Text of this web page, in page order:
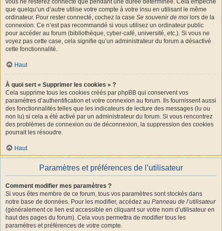
vous ne resterez connecté que pendant une durée déterminée. Cela empêche
que quelqu’un d’autre utilise votre compte à votre insu en utilisant le même
ordinateur. Pour rester connecté, cochez la case Se souvenir de moi lors de la
connexion. Ce n’est pas recommandé si vous utilisez un ordinateur public
pour accéder au forum (bibliothèque, cyber-café, université, etc.). Si vous ne
voyez pas cette case, cela signifie qu’un administrateur du forum a désactivé
cette fonctionnalité.
Haut
À quoi sert « Supprimer les cookies » ?
Cela supprime tous les cookies créés par phpBB qui conservent vos
paramètres d’authentification et votre connexion au forum. Ils fournissent aussi
des fonctionnalités telles que les indicateurs de lecture des messages (lu ou
non lu) si cela a été activé par un administrateur du forum. Si vous rencontrez
des problèmes de connexion ou de déconnexion, la suppression des cookies
pourrait les résoudre.
Haut
Paramètres et préférences de l’utilisateur
Comment modifier mes paramètres ?
Si vous êtes membre de ce forum, tous vos paramètres sont stockés dans
notre base de données. Pour les modifier, accédez au Panneau de l’utilisateur
(généralement ce lien est accessible en cliquant sur votre nom d’utilisateur en
haut des pages du forum). Cela vous permettra de modifier tous les
paramètres et préférences de votre compte.